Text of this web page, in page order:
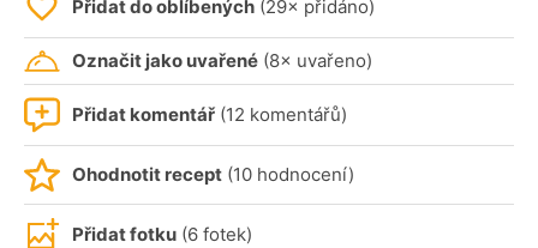
Přidat do oblíbených (29× přidáno)
Označit jako uvařené (8× uvařeno)
Přidat komentář (12 komentářů)
Ohodnotit recept (10 hodnocení)
Přidat fotku (6 fotek)